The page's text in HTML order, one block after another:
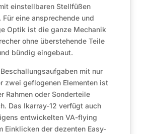
einstellbaren Stellfüßen
Für eine ansprechende und
Optik ist die ganze Mechanik
ohne überstehende Teile
bündig eingebaut.
mit nur
zwei geflogenen Elementen ist
Rahmen oder Sonderteile
Das Ikarray-12 verfügt auch
entwickelten VA-flying
Einklicken der dezenten Easy-